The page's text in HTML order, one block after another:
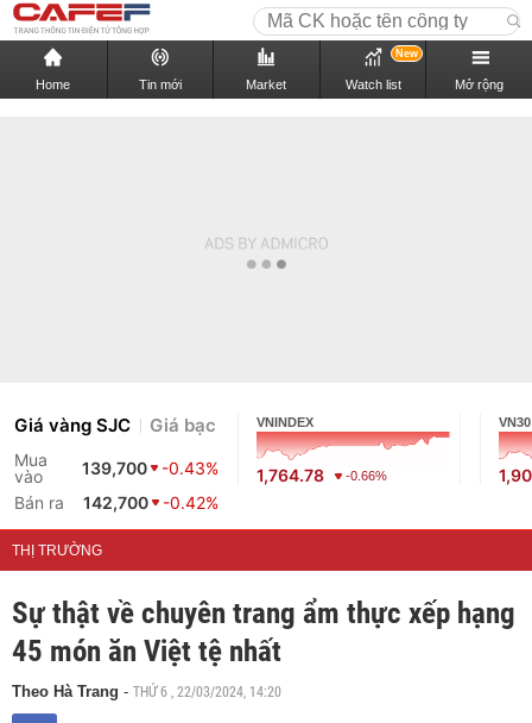
Home Tin mới Market Watch list
New
Mở rộng
Giá vàng SJC Giá bạc
Mua
vào
139,700
-0.43%
Bán ra
142,700 -0.42%
VNINDEX
1,764.78 -0.66%
VN30
THỊ TRƯỜNG
Sự thật về chuyên trang ẩm thực xếp hạng
45 món ăn Việt tệ nhất
Theo Hà Trang - THỨ 6 , 22/03/2024, 14:20